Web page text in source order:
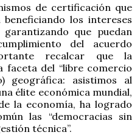
de certificación que
los intereses
que puedan
del acuerdo
recalcar que la
faceta del “libre comercio
geográfica: asistimos al
élite económica mundial,
la economía, ha logrado
las “democracias sin
técnica”.